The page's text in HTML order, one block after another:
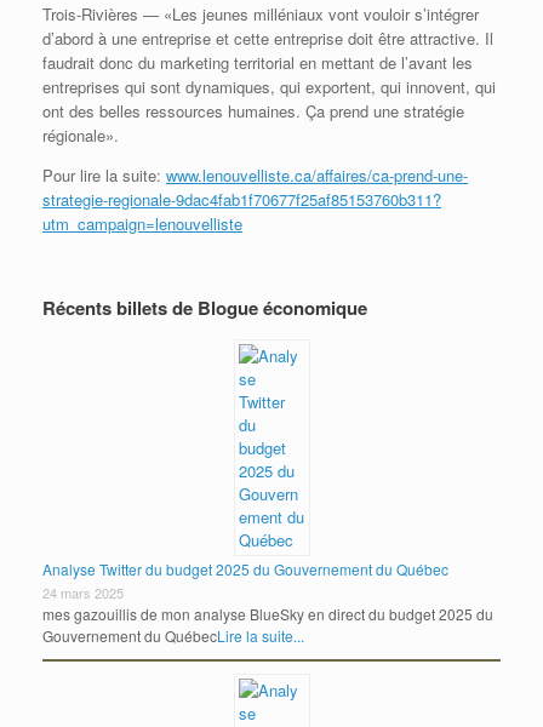
Trois-Rivières — «Les jeunes milléniaux vont vouloir s’intégrer
d’abord à une entreprise et cette entreprise doit être attractive. Il
faudrait donc du marketing territorial en mettant de l’avant les
entreprises qui sont dynamiques, qui exportent, qui innovent, qui
ont des belles ressources humaines. Ça prend une stratégie
régionale».
Pour lire la suite: www.lenouvelliste.ca/affaires/ca-prend-une-
strategie-regionale-9dac4fab1f70677f25af85153760b311?
utm_campaign=lenouvelliste
Récents billets de Blogue économique
Analyse Twitter du budget 2025 du Gouvernement du Québec
24 mars 2025
mes gazouillis de mon analyse BlueSky en direct du budget 2025 du
Gouvernement du QuébecLire la suite...